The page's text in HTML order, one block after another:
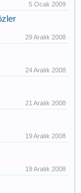
5 Ocak 2009
29 Aralık 2008
24 Aralık 2008
21 Aralık 2008
19 Aralık 2008
19 Aralık 2008